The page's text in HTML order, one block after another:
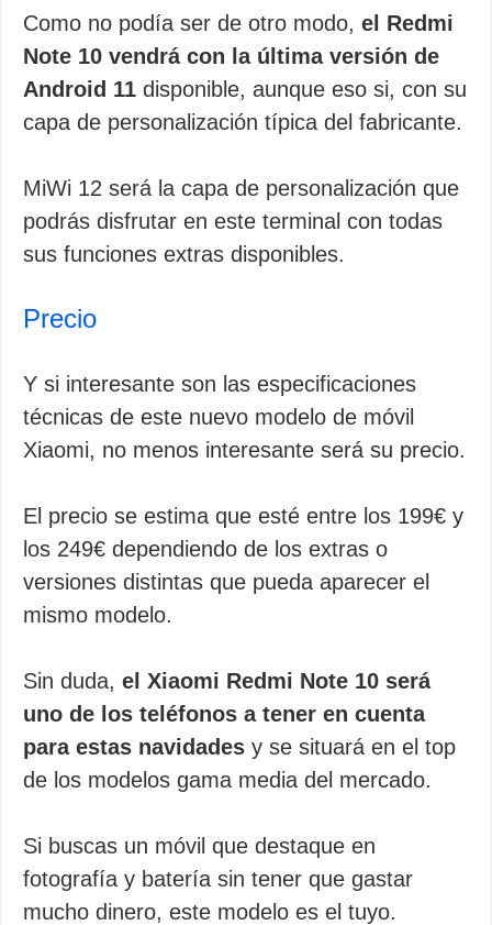
Como no podía ser de otro modo, el Redmi
Note 10 vendrá con la última versión de
Android 11 disponible, aunque eso si, con su
capa de personalización típica del fabricante.
MiWi 12 será la capa de personalización que
podrás disfrutar en este terminal con todas
sus funciones extras disponibles.
Precio
Y si interesante son las especificaciones
técnicas de este nuevo modelo de móvil
Xiaomi, no menos interesante será su precio.
El precio se estima que esté entre los 199€ y
los 249€ dependiendo de los extras o
versiones distintas que pueda aparecer el
mismo modelo.
Sin duda, el Xiaomi Redmi Note 10 será
uno de los teléfonos a tener en cuenta
para estas navidades y se situará en el top
de los modelos gama media del mercado.
Si buscas un móvil que destaque en
fotografía y batería sin tener que gastar
mucho dinero, este modelo es el tuyo.